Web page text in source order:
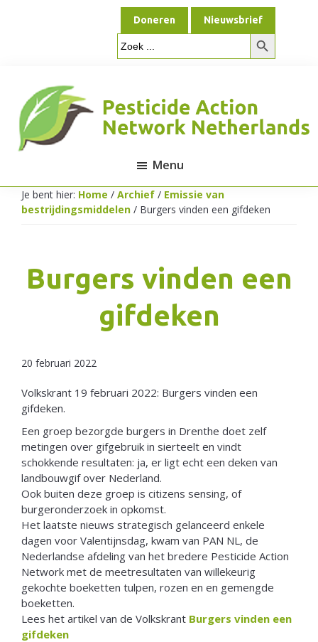
Doneren Nieuwsbrief
Zoek
naar:
Zoekknop
Pesticide
Network
Menu
Je bent hier: Home / Archief / Emissie van
bestrijdingsmiddelen / Burgers vinden een gifdeken
Burgers vinden een
gifdeken
20 februari 2022
Volkskrant 19 februari 2022: Burgers vinden een
gifdeken.
Een groep bezorgde burgers in Drenthe doet zelf
metingen over gifgebruik in sierteelt en vindt
schokkende resultaten: ja, er ligt echt een deken van
landbouwgif over Nederland.
Ook buiten deze groep is citizens sensing, of
burgeronderzoek in opkomst.
Het laatste nieuws strategisch gelanceerd enkele
dagen voor Valentijnsdag, kwam van PAN NL, de
Nederlandse afdeling van het bredere Pesticide Action
Network met de meetresultaten van willekeurig
gekochte boeketten tulpen, rozen en en gemengde
boeketten.
Lees het artikel van de Volkskrant Burgers vinden een
gifdeken